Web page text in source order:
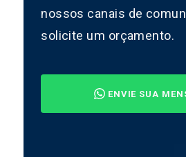
nossos canais de
solicite um orçamento.
ENVIE SUA